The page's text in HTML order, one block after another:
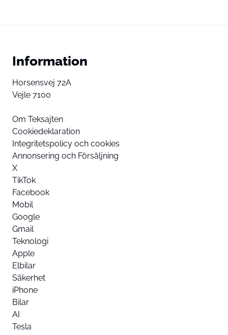
Information
Horsensvej 72A
Vejle 7100
Om Teksajten
Cookiedeklaration
Integritetspolicy och cookies
Annonsering och Försäljning
X
TikTok
Facebook
Mobil
Google
Gmail
Teknologi
Apple
Elbilar
Säkerhet
iPhone
Bilar
AI
Tesla